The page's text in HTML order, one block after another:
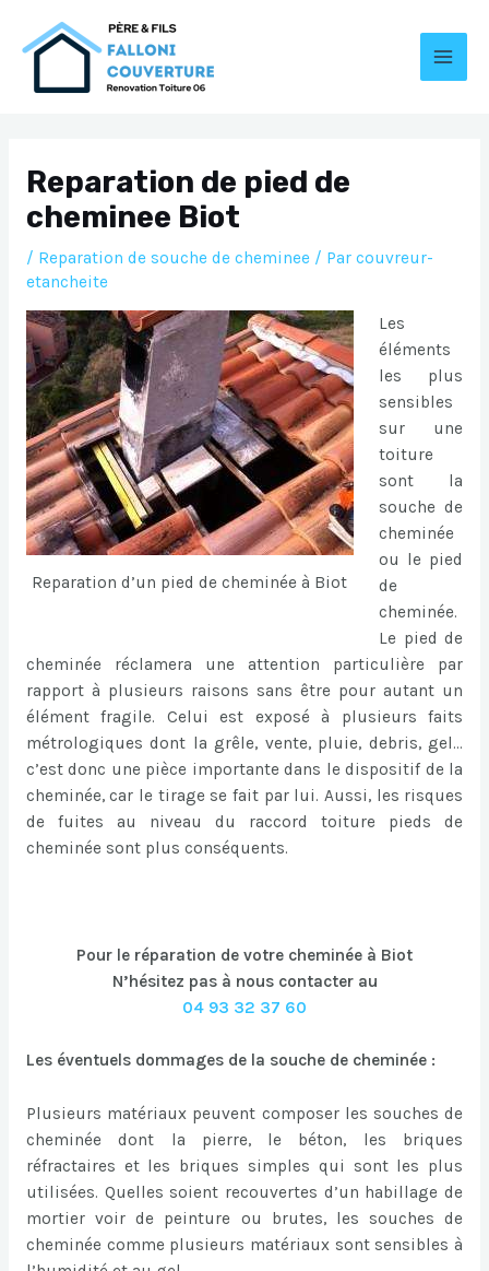
Reparation de pied de
cheminee Biot
/ Reparation de souche de cheminee/ Par couvreur-
etancheite
Reparation d’un pied de cheminée à Biot
Les
éléments
les plus
sensibles
sur une
toiture
sont la
souche de
cheminée
ou le pied
de
cheminée.
Le pied de
cheminée réclamera une attention particulière par
rapport à plusieurs raisons sans être pour autant un
élément fragile. Celui est exposé à plusieurs faits
métrologiques dont la grêle, vente, pluie, debris, gel…
c’est donc une pièce importante dans le dispositif de la
cheminée, car le tirage se fait par lui. Aussi, les risques
de fuites au niveau du raccord toiture pieds de
cheminée sont plus conséquents.
Pour le réparation de votre cheminée à Biot
N’hésitez pas à nous contacter au
04 93 32 37 60
Les éventuels dommages de la souche de cheminée :
Plusieurs matériaux peuvent composer les souches de
cheminée dont la pierre, le béton, les briques
réfractaires et les briques simples qui sont les plus
utilisées. Quelles soient recouvertes d’un habillage de
mortier voir de peinture ou brutes, les souches de
cheminée comme plusieurs matériaux sont sensibles à